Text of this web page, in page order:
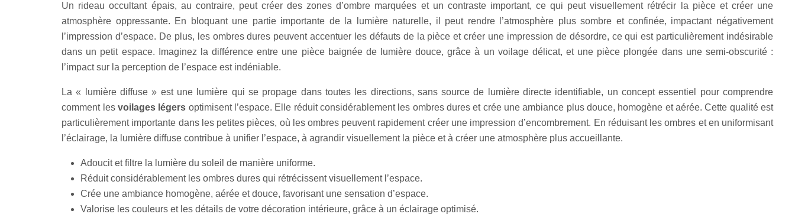
Un rideau occultant épais, au contraire, peut créer des zones d’ombre marquées et un contraste important, ce qui peut visuellement rétrécir la pièce et créer une
atmosphère oppressante. En bloquant une partie importante de la lumière naturelle, il peut rendre l’atmosphère plus sombre et confinée, impactant négativement
l’impression d’espace. De plus, les ombres dures peuvent accentuer les défauts de la pièce et créer une impression de désordre, ce qui est particulièrement indésirable
dans un petit espace. Imaginez la différence entre une pièce baignée de lumière douce, grâce à un voilage délicat, et une pièce plongée dans une semi-obscurité :
l’impact sur la perception de l’espace est indéniable.
La « lumière diffuse » est une lumière qui se propage dans toutes les directions, sans source de lumière directe identifiable, un concept essentiel pour comprendre
comment les voilages légers optimisent l’espace. Elle réduit considérablement les ombres dures et crée une ambiance plus douce, homogène et aérée. Cette qualité est
particulièrement importante dans les petites pièces, où les ombres peuvent rapidement créer une impression d’encombrement. En réduisant les ombres et en uniformisant
l’éclairage, la lumière diffuse contribue à unifier l’espace, à agrandir visuellement la pièce et à créer une atmosphère plus accueillante.
Adoucit et filtre la lumière du soleil de manière uniforme.
Réduit considérablement les ombres dures qui rétrécissent visuellement l’espace.
Crée une ambiance homogène, aérée et douce, favorisant une sensation d’espace.
Valorise les couleurs et les détails de votre décoration intérieure, grâce à un éclairage optimisé.